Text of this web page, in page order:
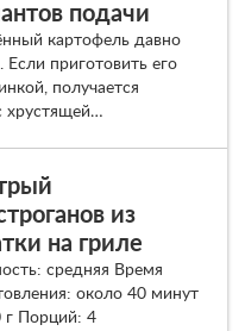
подачи
картофель давно
приготовить его
получается
хрустящей…
из
на гриле
средняя Время
около 40 минут
г Порций: 4